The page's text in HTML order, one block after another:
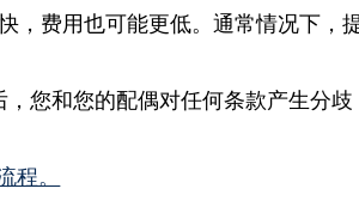
，费用也可能更低。通常情况下，
您和您的配偶对任何条款产生分歧
程。